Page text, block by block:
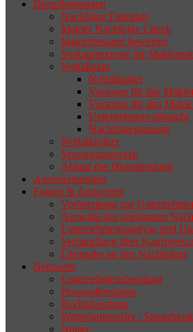
selten die
Dienstleistungen
Nachfolge Fahrplan
Makler Nachfolge Check
Maklerbestand bewerten
Verkaufsexposé für
Notfallplan
Notfallpaket
Vorsorge für das
Vorsorge für den
Unternehmervollmacht
Nachfolgeplanung
Notfallordner
Versorgungswerk
Ablauf der Dienstleistung
Auszeichnungen
Fragen & Antworten
Vorbereitung zur
Auswahl des geeigneten
Unternehmensanalyse und
Verhandlung über
Übergabe an den Nachfolger
Netzwerk
Unternehmensberatung
Personalberatung
Rechtsberatung
Wirtschaftsprüfer /
Notare